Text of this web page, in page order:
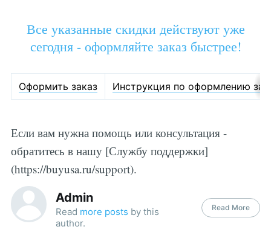
Все указанные скидки действуют уже
сегодня - оформляйте заказ быстрее!
Оформить заказ Инструкция по оформлению
Если вам нужна помощь или консультация -
обратитесь в нашу [Службу поддержки]
(https://buyusa.ru/support).
Admin
Read more posts by this
author.
Read More